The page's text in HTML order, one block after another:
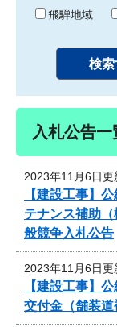
飛騨地域
入札公告一
2023年11月6日更
【建設工事】
テナンス補助
般競争入札公告
2023年11月6日更
【建設工事】
交付金（舗装